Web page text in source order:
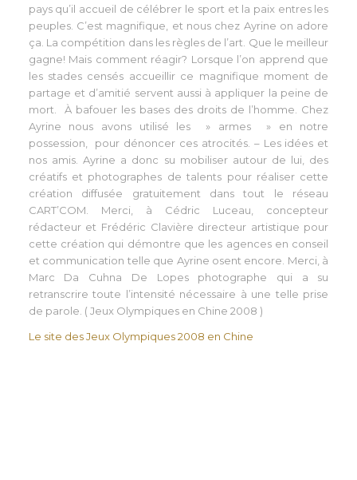
pays qu’il accueil de célébrer le sport et la paix entres les
peuples. C’est magnifique, et nous chez Ayrine on adore
ça. La compétition dans les règles de l’art. Que le meilleur
gagne! Mais comment réagir? Lorsque l’on apprend que
les stades censés accueillir ce magnifique moment de
partage et d’amitié servent aussi à appliquer la peine de
mort. À bafouer les bases des droits de l’homme. Chez
Ayrine nous avons utilisé les » armes » en notre
possession, pour dénoncer ces atrocités. – Les idées et
nos amis. Ayrine a donc su mobiliser autour de lui, des
créatifs et photographes de talents pour réaliser cette
création diffusée gratuitement dans tout le réseau
CART’COM. Merci, à Cédric Luceau, concepteur
rédacteur et Frédéric Clavière directeur artistique pour
cette création qui démontre que les agences en conseil
et communication telle que Ayrine osent encore. Merci, à
Marc Da Cuhna De Lopes photographe qui a su
retranscrire toute l’intensité nécessaire à une telle prise
de parole. ( Jeux Olympiques en Chine 2008 )
Le site des Jeux Olympiques 2008 en Chine